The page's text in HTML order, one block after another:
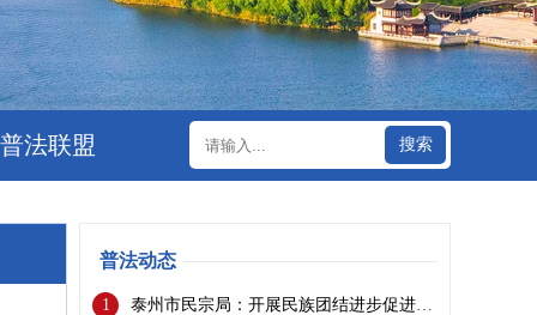
普法联盟 搜索
普法动态
1 泰州市民宗局：开展民族团结进步促进法 普法宣传进宗教活动场所活动